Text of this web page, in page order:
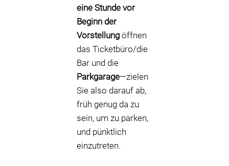
eine Stunde vor
Beginn der
Vorstellung öffnen
das Ticketbüro/die
Bar und die
Parkgarage—zielen
Sie also darauf ab,
früh genug da zu
sein, um zu parken,
und pünktlich
einzutreten.